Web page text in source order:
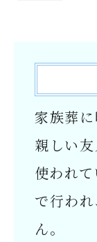
家族葬
親しい
使われ
で行わ
ん。